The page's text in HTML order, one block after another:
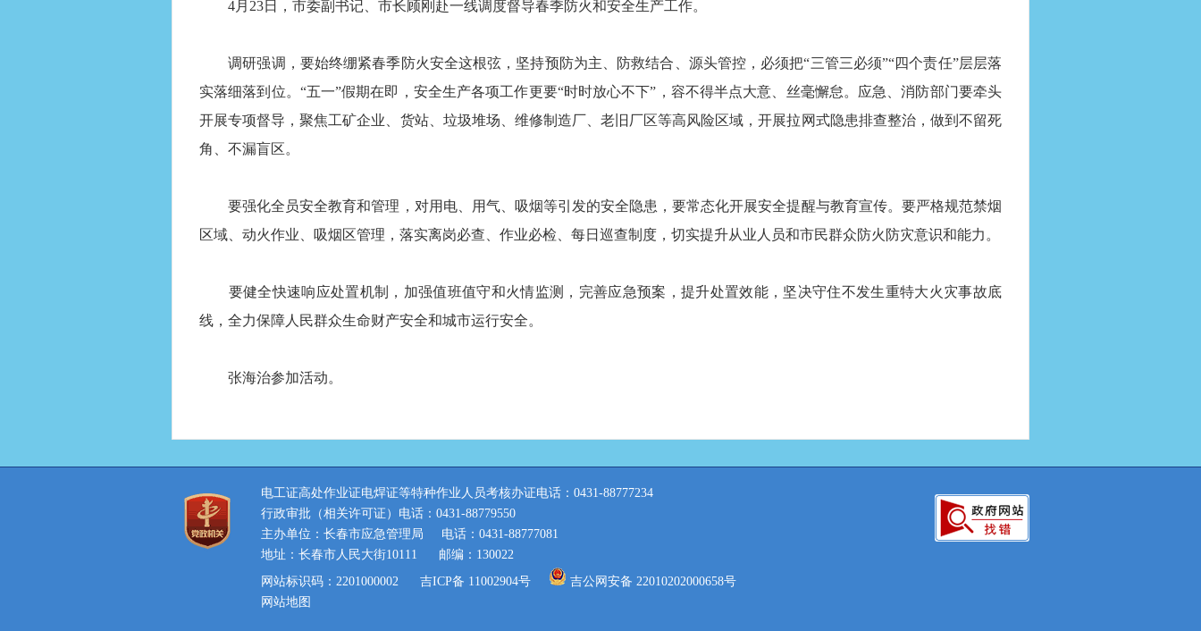
4月23日，市委副书记、市长顾刚赴一线调度督导春季防火和安全生产工作。
调研强调，要始终绷紧春季防火安全这根弦，坚持预防为主、防救结合、源头管控，必须把“三管三必须”“四个责任”层层落
实落细落到位。“五一”假期在即，安全生产各项工作更要“时时放心不下”，容不得半点大意、丝毫懈怠。应急、消防部门要牵头
开展专项督导，聚焦工矿企业、货站、垃圾堆场、维修制造厂、老旧厂区等高风险区域，开展拉网式隐患排查整治，做到不留死
角、不漏盲区。
要强化全员安全教育和管理，对用电、用气、吸烟等引发的安全隐患，要常态化开展安全提醒与教育宣传。要严格规范禁烟
区域、动火作业、吸烟区管理，落实离岗必查、作业必检、每日巡查制度，切实提升从业人员和市民群众防火防灾意识和能力。
要健全快速响应处置机制，加强值班值守和火情监测，完善应急预案，提升处置效能，坚决守住不发生重特大火灾事故底
线，全力保障人民群众生命财产安全和城市运行安全。
张海治参加活动。
电工证高处作业证电焊证等特种作业人员考核办证电话：0431-88777234
行政审批（相关许可证）电话：0431-88779550
主办单位：长春市应急管理局
电话：0431-88777081
地址：长春市人民大街10111
邮编：130022
网站标识码：2201000002
吉ICP备 11002904号
吉公网安备 22010202000658号
网站地图